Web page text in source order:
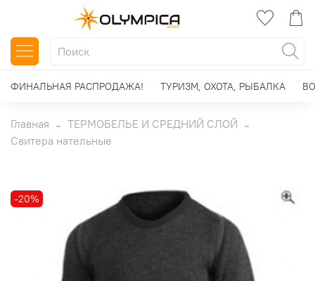
ФИНАЛЬНАЯ РАСПРОДАЖА! ТУРИЗМ, ОХОТА, РЫБАЛКА
Главная
ТЕРМОБЕЛЬЕ И СРЕДНИЙ СЛОЙ
Свитера нательные
-20%